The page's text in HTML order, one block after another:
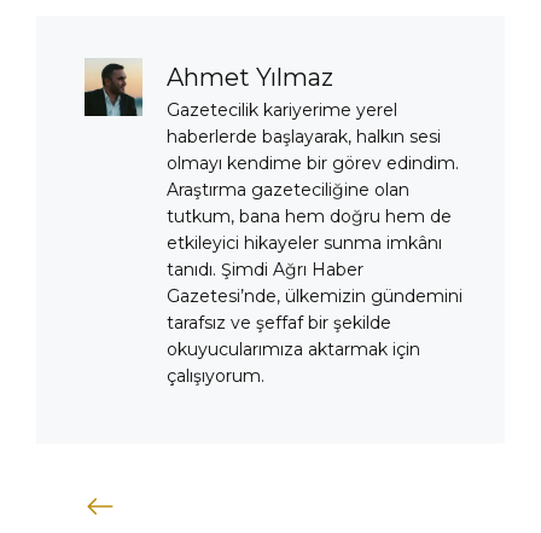
Ahmet Yılmaz
Gazetecilik kariyerime yerel
haberlerde başlayarak, halkın sesi
olmayı kendime bir görev edindim.
Araştırma gazeteciliğine olan
tutkum, bana hem doğru hem de
etkileyici hikayeler sunma imkânı
tanıdı. Şimdi Ağrı Haber
Gazetesi’nde, ülkemizin gündemini
tarafsız ve şeffaf bir şekilde
okuyucularımıza aktarmak için
çalışıyorum.